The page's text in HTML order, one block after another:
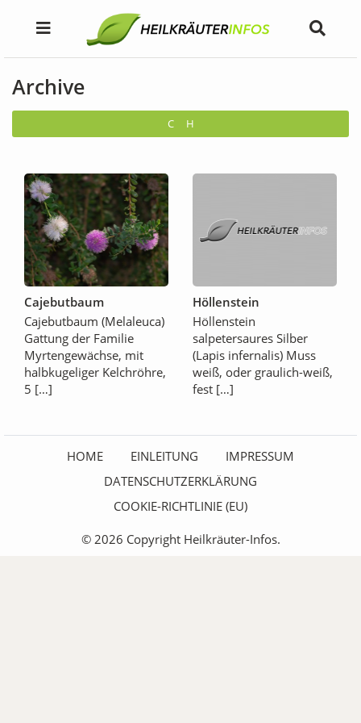
Archive
C H
Cajebutbaum
Cajebutbaum (Melaleuca)
Gattung der Familie
Myrtengewächse, mit
halbkugeliger Kelchröhre,
5 […]
Höllenstein
Höllenstein
salpetersaures Silber
(Lapis infernalis) Muss
weiß, oder graulich-weiß,
fest […]
HOME EINLEITUNG
IMPRESSUM
DATENSCHUTZERKLÄRUNG
COOKIE-RICHTLINIE (EU)
© 2026 Copyright Heilkräuter-Infos.